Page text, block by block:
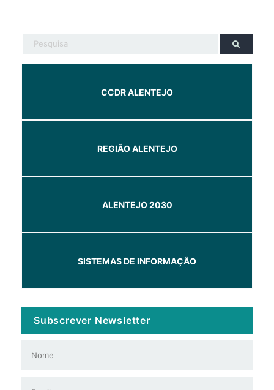
CCDR ALENTEJO
REGIÃO ALENTEJO
ALENTEJO 2030
SISTEMAS DE INFORMAÇÃO
Subscrever Newsletter